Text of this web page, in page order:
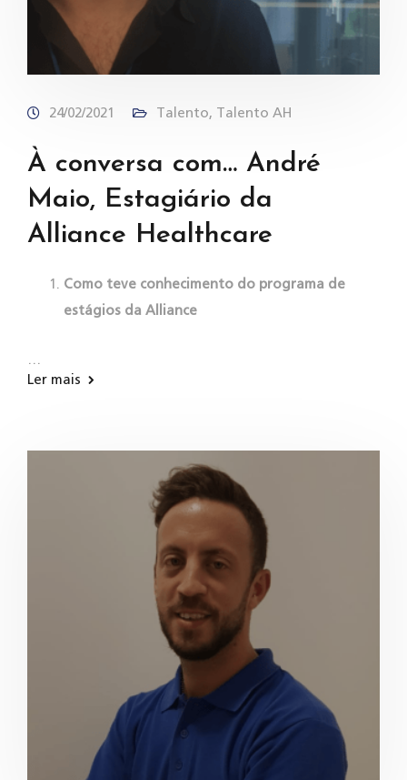
24/02/2021 Talento, Talento AH
À conversa com… André
Maio, Estagiário da
Alliance Healthcare
Como teve conhecimento do programa de
estágios da Alliance
Ler mais